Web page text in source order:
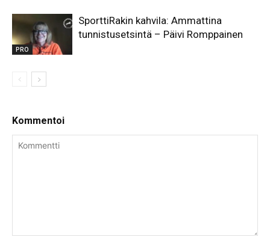
PRO
SporttiRakin kahvila: Ammattina
tunnistusetsintä – Päivi Romppainen
Kommentoi